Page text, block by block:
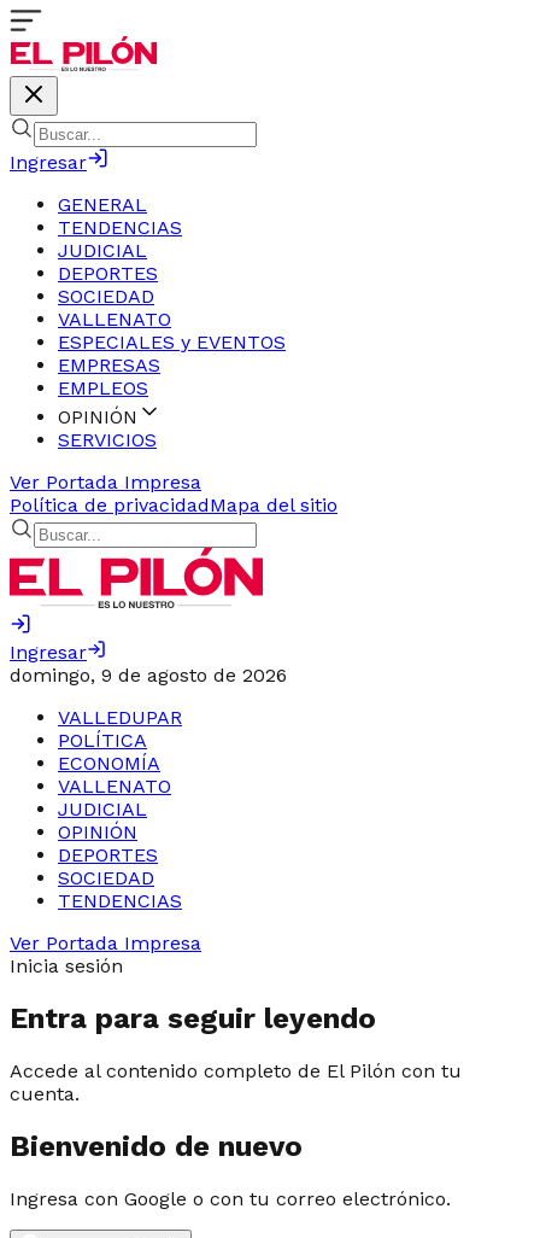
Ingresar
GENERAL
TENDENCIAS
JUDICIAL
DEPORTES
SOCIEDAD
VALLENATO
ESPECIALES y EVENTOS
EMPRESAS
EMPLEOS
OPINIÓN
SERVICIOS
Ver Portada Impresa
Política de privacidadMapa del sitio
Ingresar
domingo, 9 de agosto de 2026
VALLEDUPAR
POLÍTICA
ECONOMÍA
VALLENATO
JUDICIAL
OPINIÓN
DEPORTES
SOCIEDAD
TENDENCIAS
Ver Portada Impresa
Inicia sesión
Entra para seguir leyendo
Accede al contenido completo de El Pilón con tu
cuenta.
Bienvenido de nuevo
Ingresa con Google o con tu correo electrónico.